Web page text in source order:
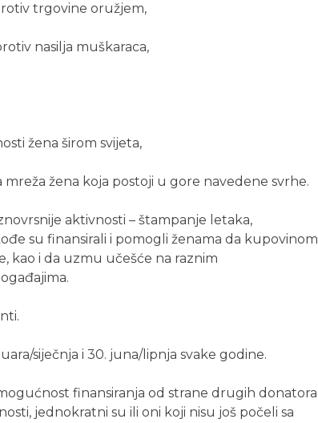
trgovine oružjem,
nasilja muškaraca,
žena širom svijeta,
žena koja postoji u gore navedene svrhe.
aktivnosti – štampanje letaka,
su finansirali i pomogli ženama da kupovinom
kao i da uzmu učešće na raznim
siječnja i 30. juna/lipnja svake godine.
finansiranja od strane drugih donatora
jednokratni su ili oni koji nisu još počeli sa